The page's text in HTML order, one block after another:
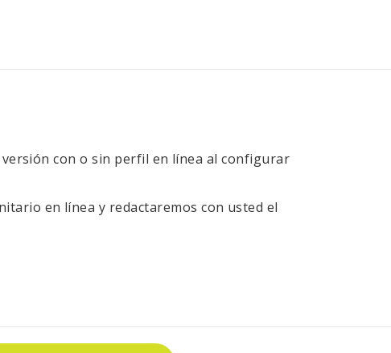
con o sin perfil en línea al configurar
en línea y redactaremos con usted el